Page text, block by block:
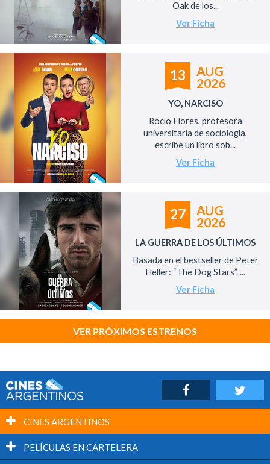
Oak de los...
Ver Ficha
13
AUG
2026
YO, NARCISO
Rocío Flores, profesora
universitaria de sociología,
escribe un libro sob...
Ver Ficha
27
AUG
2026
LA GUERRA DE LOS ÚLTIMOS
Basada en el bestseller de Peter
Heller: “The Dog Stars”. ...
Ver Ficha
VER PRÓXIMOS ESTRENOS
CINES ARGENTINOS
PELÍCULAS EN CARTELERA